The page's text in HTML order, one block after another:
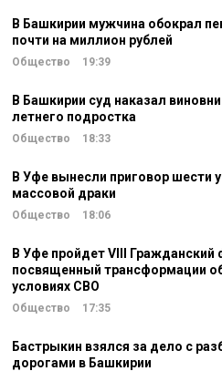
В Башкирии мужчина обокрал
почти на миллион рублей
Общество 19:39
В Башкирии суд наказал
летнего подростка
Общество 18:33
В Уфе вынесли приговор шести
массовой драки
Общество 18:06
В Уфе пройдет VIII Гражданский
посвященный трансформации
условиях СВО
Общество 17:35
Бастрыкин взялся за дело с
дорогами в Башкирии